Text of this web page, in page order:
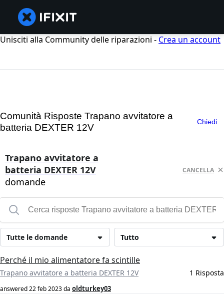
Unisciti alla Community delle riparazioni - Crea un account
Comunità Risposte Trapano avvitatore a
batteria DEXTER 12V
Chiedi
Trapano avvitatore a
batteria DEXTER 12V
domande
CANCELLA
Tutto
Tutte le domande
Perché il mio alimentatore fa scintille
Trapano avvitatore a batteria DEXTER 12V 1 Risposta
answered22 feb 2023da oldturkey03